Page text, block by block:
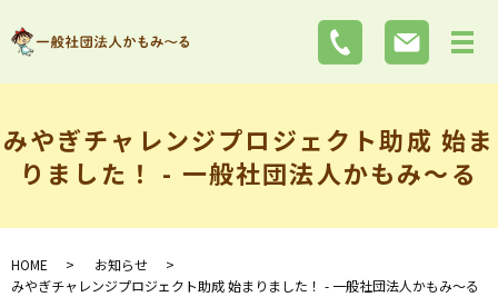
みやぎチャレンジプロジェクト助成 始ま
りました！ - 一般社団法人かもみ～る
HOME
お知らせ
みやぎチャレンジプロジェクト助成 始まりました！ - 一般社団法人かもみ～る